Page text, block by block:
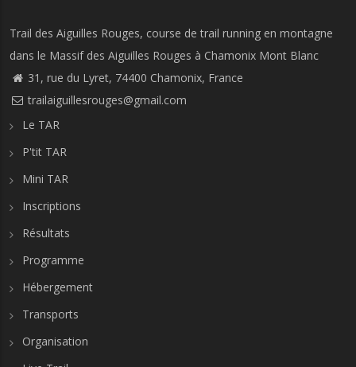
Trail des Aiguilles Rouges, course de trail running en montagne
dans le Massif des Aiguilles Rouges à Chamonix Mont Blanc
31, rue du Lyret, 74400 Chamonix, France
trailaiguillesrouges@gmail.com
Le TAR
P'tit TAR
Mini TAR
Inscriptions
Résultats
Programme
Hébergement
Transports
Organisation